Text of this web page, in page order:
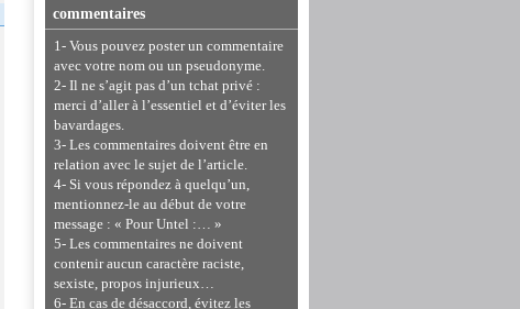
commentaires
1- Vous pouvez poster un commentaire
avec votre nom ou un pseudonyme.
2- Il ne s’agit pas d’un tchat privé :
merci d’aller à l’essentiel et d’éviter les
bavardages.
3- Les commentaires doivent être en
relation avec le sujet de l’article.
4- Si vous répondez à quelqu’un,
mentionnez-le au début de votre
message : « Pour Untel :… »
5- Les commentaires ne doivent
contenir aucun caractère raciste,
sexiste, propos injurieux…
6- En cas de désaccord, évitez les